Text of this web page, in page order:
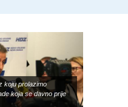
koju prolazimo
koja se davno prije